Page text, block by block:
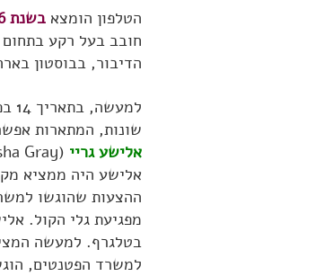
הטלפון הומצא בשנת 1876
חובב בעל רקע בתחום
הדיבור, בבוסטון
שונות, המתארות
אלישע גריי
אלישע היה ממציא
ההצעות שהוגשו
מפגיעת גלי הקול.
בטלגרף. למעשה
למשרד הפטנטים,